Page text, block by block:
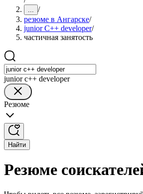
... /
резюме в Ангарске/
junior C++ developer/
частичная занятость
junior c++ developer
Резюме
Найти
Резюме